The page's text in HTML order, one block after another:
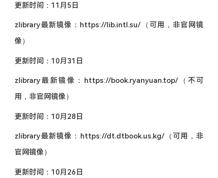
更新时间：11月5日
zlibrary最新镜像：https://lib.intl.su/（可用，非官网镜
像）
更新时间：10月31日
zlibrary最新镜像：https://book.ryanyuan.top/（不可
用，非官网镜像）
更新时间：10月28日
zlibrary最新镜像：https://dt.dtbook.us.kg/（可用，非
官网镜像）
更新时间：10月26日